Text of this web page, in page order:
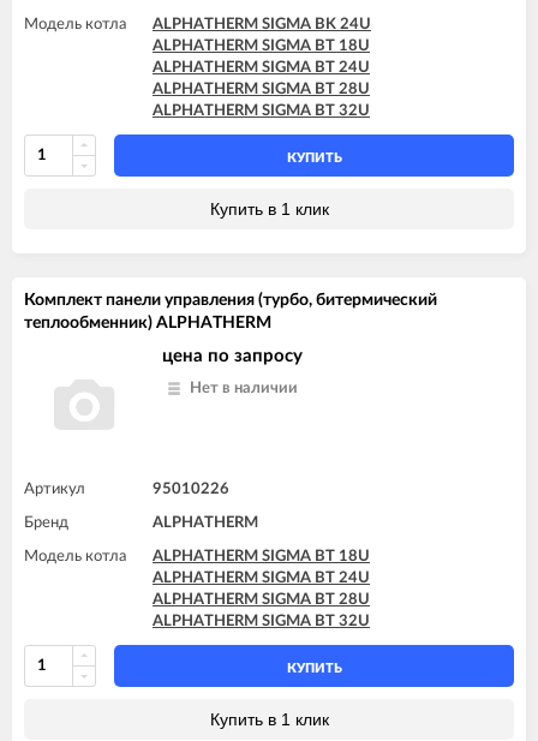
Модель котла
ALPHATHERM SIGMA BK 24U
ALPHATHERM SIGMA BT 18U
ALPHATHERM SIGMA BT 24U
ALPHATHERM SIGMA BT 28U
ALPHATHERM SIGMA BT 32U
КУПИТЬ
Купить в 1 клик
Комплект панели управления (турбо, битермический
теплообменник) ALPHATHERM
цена по запросу
Нет в наличии
Артикул 95010226
Бренд ALPHATHERM
Модель котла
ALPHATHERM SIGMA BT 18U
ALPHATHERM SIGMA BT 24U
ALPHATHERM SIGMA BT 28U
ALPHATHERM SIGMA BT 32U
КУПИТЬ
Купить в 1 клик